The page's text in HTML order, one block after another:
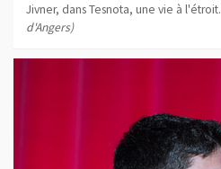
Jivner, dans Tesnota, une vie à l'étroit.
d'Angers)